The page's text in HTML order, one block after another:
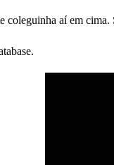
coleguinha aí em